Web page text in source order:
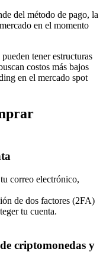
obtener ingresos pasivos
del método de pago, la
en el momento
tener estructuras
costos más bajos
en el mercado spot
correo electrónico,
de dos factores (2FA)
tu cuenta.
criptomonedas y